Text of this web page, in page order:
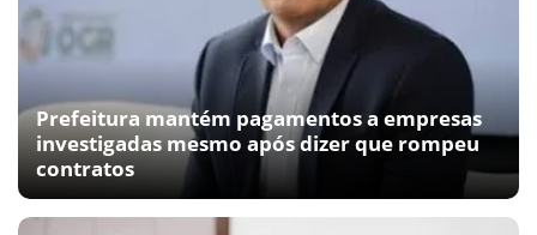
Prefeitura mantém pagamentos a empresas
investigadas mesmo após dizer que rompeu
contratos